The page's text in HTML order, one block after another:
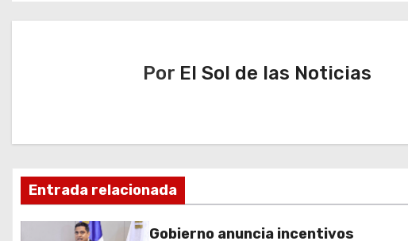
v
c
i
ó
Por El Sol de las Noticias
Entrada relacionada
Gobierno anuncia incentivos